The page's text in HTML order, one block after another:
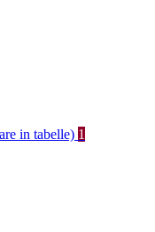
in tabelle) 1